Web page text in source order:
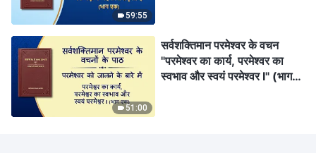
59:55
51:00
सर्वशक्तिमान परमेश्वर के वचन
"परमेश्वर का कार्य, परमेश्वर का
स्वभाव और स्वयं परमेश्वर I" (भाग